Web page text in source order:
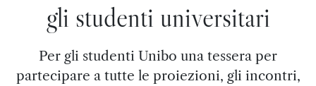
gli studenti universitari
Per gli studenti Unibo una tessera per
partecipare a tutte le proiezioni, gli incontri,